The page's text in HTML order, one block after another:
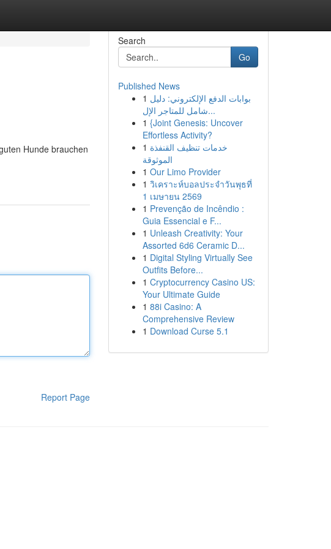
Hunde brauchen
Report Page
Search
Go
Published News
1 بوابات الدفع الإلكتروني: دليل
شامل للمتاجر الإل...
1 {Joint Genesis: Uncover
Effortless Activity?
1 خدمات تنظيف القنفذة
الموثوقة
1 Our Limo Provider
1 วิเคราะห์บอลประจำวันพุธที่
1 เมษายน 2569
1 Prevenção de Incêndio :
Guia Essencial e F...
1 Unleash Creativity: Your
Assorted 6d6 Ceramic D...
1 Digital Styling Virtually See
Outfits Before...
1 Cryptocurrency Casino US:
Your Ultimate Guide
1 88i Casino: A
Comprehensive Review
1 Download Curse 5.1